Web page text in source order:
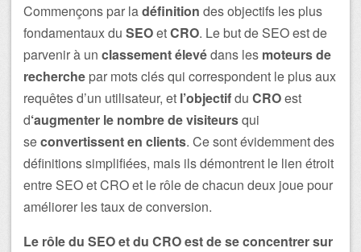
Commençons par ladéfinition des objectifs les plus
fondamentaux du SEOetCRO. Le but de SEO est de
parvenir à un classement élevédans les moteurs de
recherche par mots clés qui correspondent le plus aux
requêtes d’un utilisateur, et l’objectifdu CROest
d‘augmenter le nombre de visiteursqui
seconvertissent en clients. Ce sont évidemment des
définitions simplifiées, mais ils démontrent le lien étroit
entre SEO et CRO et le rôle de chacun deux joue pour
améliorer les taux de conversion.
Le rôle du SEO et du CRO est de se concentrer sur